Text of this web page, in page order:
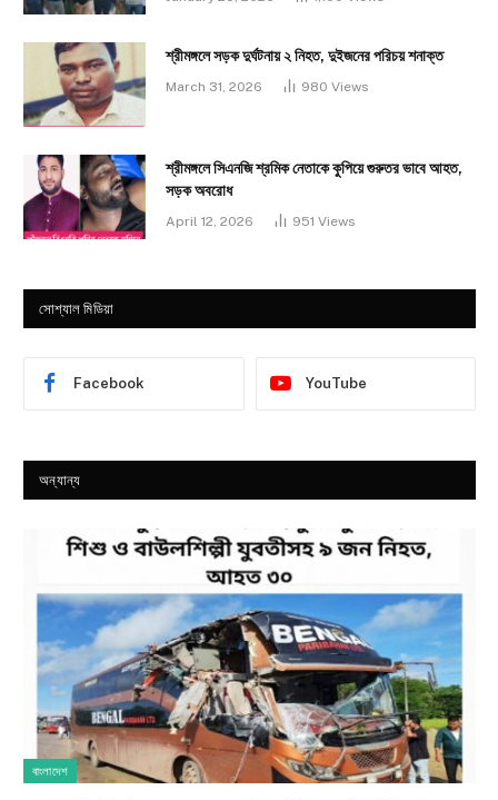
শ্রীমঙ্গলে সড়ক দুর্ঘটনায় ২ নিহত, দুইজনের পরিচয় শনাক্ত
March 31, 2026 980 Views
শ্রীমঙ্গলে সিএনজি শ্রমিক নেতাকে কুপিয়ে গুরুতর ভাবে আহত,
সড়ক অবরোধ
April 12, 2026 951 Views
সোশ্যাল মিডিয়া
Facebook YouTube
অন্যান্য
বাংলাদেশ